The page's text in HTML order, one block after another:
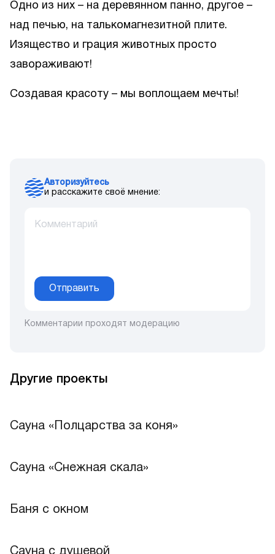
Одно из них – на деревянном панно, другое –
над печью, на талькомагнезитной плите.
Изящество и грация животных просто
завораживают!
Создавая красоту – мы воплощаем мечты!
Авторизуйтесь
и расскажите своё мнение:
Отправить
Комментарии проходят модерацию
Другие проекты
Сауна «Полцарства за коня»
Лучшее
Сауна «Снежная скала»
Лучшее
Баня с окном
Сауна с душевой